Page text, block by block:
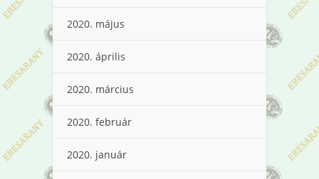
2020. május
2020. április
2020. március
2020. február
2020. január